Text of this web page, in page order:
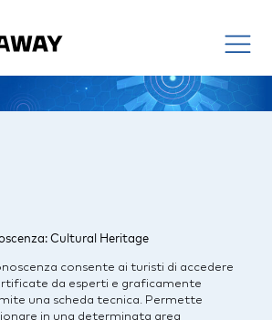
Cultural Heritage
consente ai turisti di accedere
da esperti e graficamente
una scheda tecnica. Permette
in una determinata area